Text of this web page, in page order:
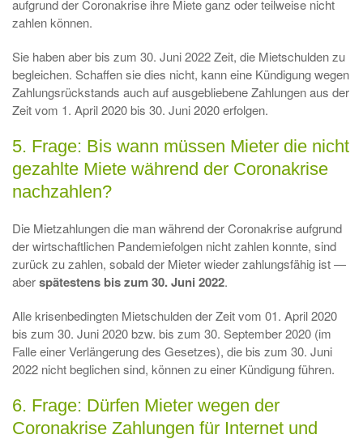
aufgrund der Coronakrise ihre Miete ganz oder teilweise nicht
zahlen können.
Sie haben aber bis zum 30. Juni 2022 Zeit, die Mietschulden zu
begleichen. Schaffen sie dies nicht, kann eine Kündigung wegen
Zahlungsrückstands auch auf ausgebliebene Zahlungen aus der
Zeit vom 1. April 2020 bis 30. Juni 2020 erfolgen.
5. Frage: Bis wann müssen Mieter die nicht
gezahlte Miete während der Coronakrise
nachzahlen?
Die Mietzahlungen die man während der Coronakrise aufgrund
der wirtschaftlichen Pandemiefolgen nicht zahlen konnte, sind
zurück zu zahlen, sobald der Mieter wieder zahlungsfähig ist —
aberspätestens bis zum 30. Juni 2022.
Alle krisenbedingten Mietschulden der Zeit vom 01. April 2020
bis zum 30. Juni 2020 bzw. bis zum 30. September 2020 (im
Falle einer Verlängerung des Gesetzes), die bis zum 30. Juni
2022 nicht beglichen sind, können zu einer Kündigung führen.
6. Frage: Dürfen Mieter wegen der
Coronakrise Zahlungen für Internet und